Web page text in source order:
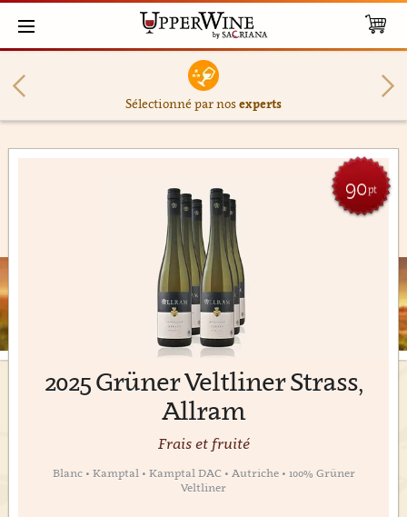
Sélectionné par nosexperts
2025 Grüner Veltliner Strass,
Allram
90pt
Frais et fruité
Blanc • Kamptal • Kamptal DAC • Autriche • 100% Grüner
Veltliner